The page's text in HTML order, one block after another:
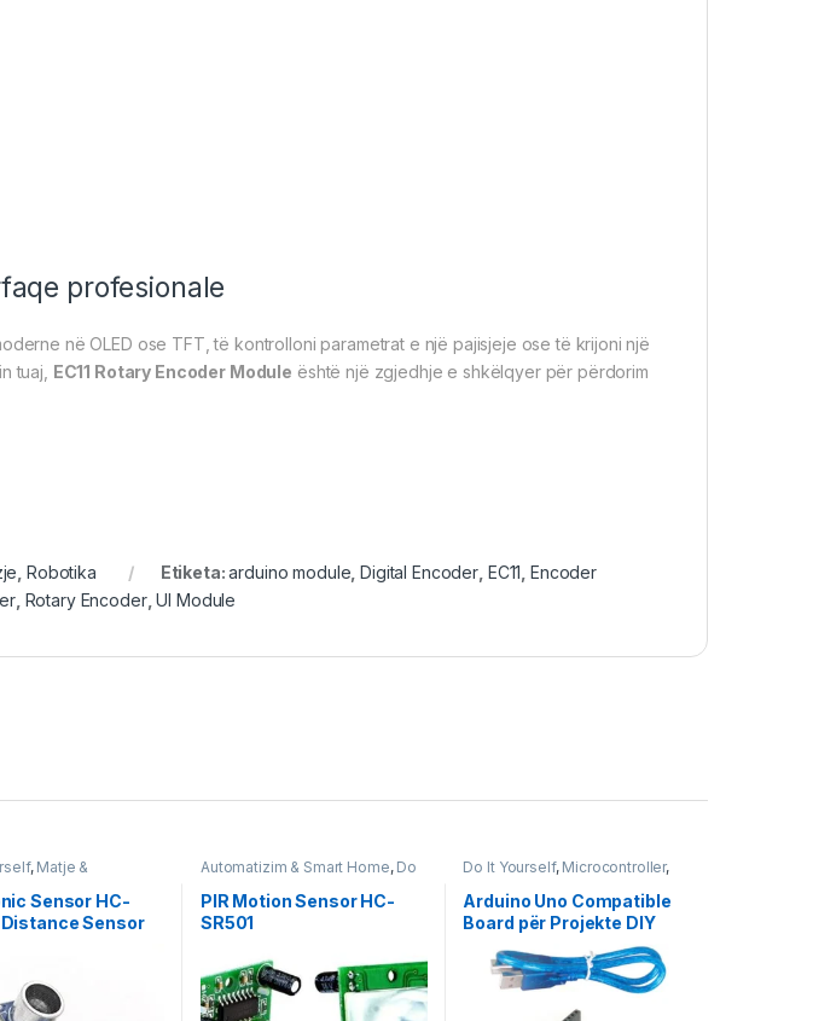
profesionale
në OLED ose TFT, të kontrolloni parametrat e një pajisjeje ose të krijoni një
tuaj, EC11 Rotary Encoder Module është një zgjedhje e shkëlqyer për përdorim
,Robotika Etiketa:arduino module ,Digital Encoder EC11 Encoder
, Rotary Encoder,UI Module
, Matje &
Projekte & Starter
Sensor HC-
Distance Sensor
Automatizim & Smart Home, Do
Robotika
PIR Motion Sensor HC-
SR501
Do It Yourself, Microcontroller,
Arduino Uno Compatible
Board për Projekte DIY